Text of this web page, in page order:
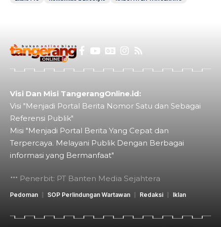
Visi Dan Misi TangerangOnline.id:
Visi "Menjadi Portal Berita Nomor Satu dan Sebagai
Referensi Publik"
Misi "Menjadi Portal Berita Yang Cepat dan
Terpercaya. Melayani Publik Dengan Berbagai
informasi yang Bermanfaat"
Penerbit: PT Banten Media Sejahtera
Pedoman SOP Perlindungan Wartawan Redaksi Iklan